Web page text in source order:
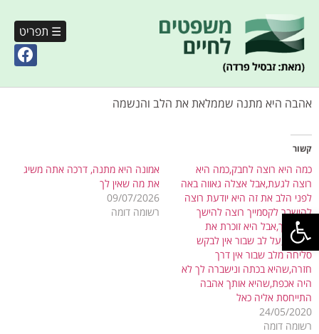
פתח סרגל נגישות
☰ תפריט
אהבה היא מתנה שממלאת את הלב והנשמה
קשור
כמה היא רוצה לחבק,כמה היא
רוצה לגעת,אבל אצלה גאווה באה
לפני הלב את זה היא יודעת רוצה
להישבר לקסמייך רוצה להישך
לשפתייך,אבל היא זוכרת את
מעשייך,על לב שבור אין לבקש
סליחה מלב שבור אין דרך
חזרה,שהיא בכתה ונישברה לך לא
היה אכפת,שהיא אותך אהבה
התייחסת אליה כאל
24/05/2020
רשומה דומה
אמונה היא מתנה, דרכה אתה משיג
את מה שאין לך
09/07/2026
רשומה דומה